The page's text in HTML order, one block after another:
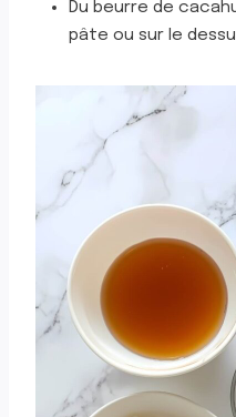
Du beurre de
pâte ou sur le